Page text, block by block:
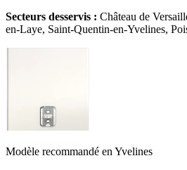
Secteurs desservis : Château de
en-Laye, Saint-Quentin-en-Yvelines,
Modèle recommandé en Yvelines